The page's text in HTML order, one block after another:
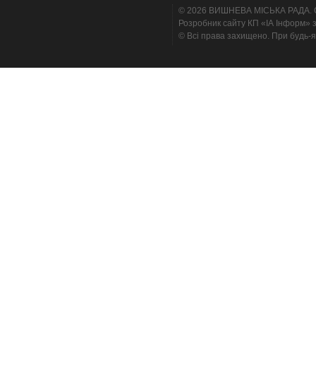
© 2026 ВИШНЕВА МІСЬКА РАДА.
Розробник сайту КП «ІА Інформ»
© Всі права захищено. При будь-